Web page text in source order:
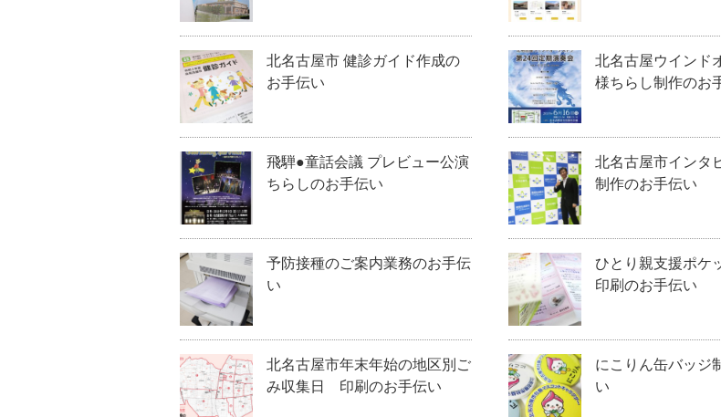
北名古屋市 健診ガイド作成の
お手伝い
北名古屋ウインド
様ちらし制作のお
飛騨●童話会議 プレビュー公演
ちらしのお手伝い
北名古屋市インタ
制作のお手伝い
予防接種のご案内業務のお手伝
い
ひとり親支援ポケ
印刷のお手伝い
北名古屋市年末年始の地区別ご
み収集日 印刷のお手伝い
にこりん缶バッジ
い